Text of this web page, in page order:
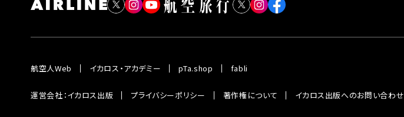
航空人Web イカロス・アカデミー pTa.shop fabli
運営会社：イカロス出版 プライバシーポリシー 著作権について イカロス出版へのお問い合わせ